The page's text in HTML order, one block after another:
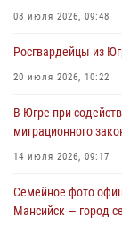
В Югре сотрудники
05 августа 2026, 05:56
08 июля 2026, 09:48
Росгвардейцы из
20 июля 2026, 10:22
В Югре при
миграционного
14 июля 2026, 09:17
Семейное фото
Мансийск — город